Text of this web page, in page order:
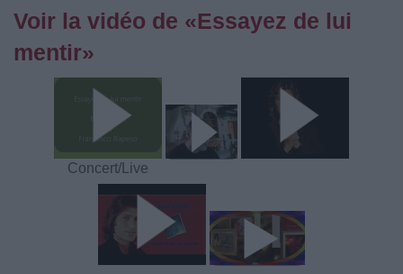
Voir la vidéo de «Essayez de lui
mentir»
Concert/Live